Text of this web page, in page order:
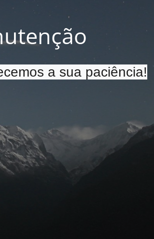
a sua paciência!